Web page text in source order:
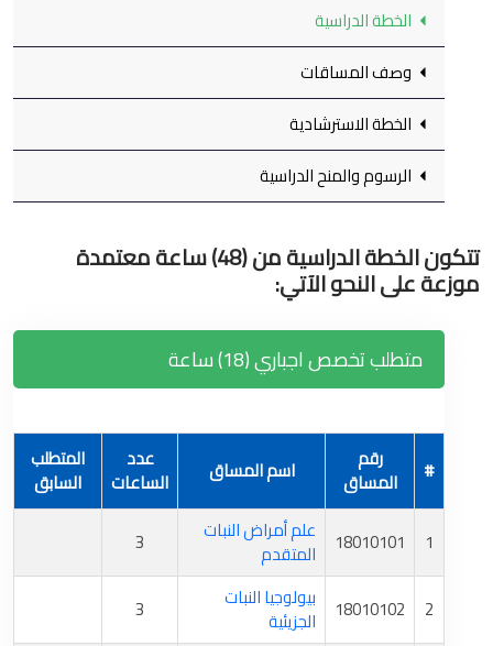
الخطة الدراسية
وصف المساقات
الخطة الاسترشادية
الرسوم والمنح الدراسية
تتكون الخطة الدراسية من (48) ساعة معتمدة
موزعة على النحو الآتي:
متطلب تخصص اجباري (18) ساعة
# رقم
المساق اسم المساق عدد
الساعات
المتطلب
السابق
1
18010101 علم أمراض النبات
المتقدم 3
2
18010102 بيولوجيا النبات
الجزيئية 3